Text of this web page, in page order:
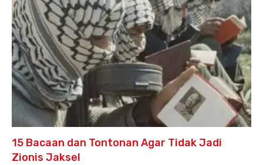
15 Bacaan dan Tontonan Agar Tidak Jadi
Zionis Jaksel